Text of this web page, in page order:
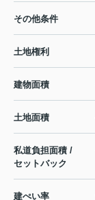
その他条件
土地権利
建物面積
土地面積
私道負担面積 /
セットバック
建ぺい率